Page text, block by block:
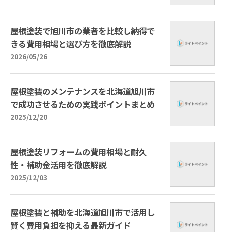
屋根塗装で旭川市の業者を比較し納得で
きる費用相場と選び方を徹底解説
2026/05/26
屋根塗装のメンテナンスを北海道旭川市
で成功させるための実践ポイントまとめ
2025/12/20
屋根塗装リフォームの費用相場と耐久
性・補助金活用を徹底解説
2025/12/03
屋根塗装と補助を北海道旭川市で活用し
賢く費用負担を抑える最新ガイド